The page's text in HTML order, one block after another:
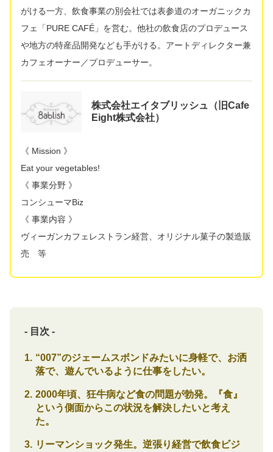
がける一方、飲食事業の別会社では表参道のオーガニックカ
フェ「PURE CAFÉ」を営む。他社の飲食店のプロデュース
や地方の特産品開発なども手がける。アートディレクター兼
カフェオーナー／プロデューサー。
株式会社エイタブリッシュ（旧Cafe
Eight株式会社）
《 Mission 》
Eat your vegetables!
《 事業分野 》
コンシューマBiz
《 事業内容 》
ヴィーガンカフェレストラン経営、オリジナル菓子の製造販
売 等
- 目次 -
“007”のジェームスボンドみたいに身軽で、お洒
落で、遊んでいるように仕事をしたい。
2000年頃、狂牛病など食の問題が勃発。『食』
という側面からこの状況を解決したいと考え
た。
リーマンショック発生。逆張り経営で飲食ビジ